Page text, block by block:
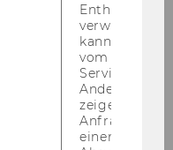
Enthält ein
verwendet
kann, um
vom AMP-
Service
Andere
zeigen Opt-
Anfrage im
einen Fehler